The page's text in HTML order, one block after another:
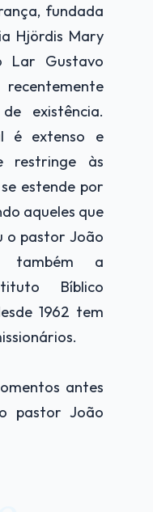
fundada
Hjördis Mary
Lar Gustavo
existência.
é extenso e
restringe às
estende por
aqueles que
o pastor João
também a
Bíblico
1962 tem
antes
pastor João